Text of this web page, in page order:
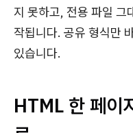
지 못하고, 전용 파일 그
작됩니다. 공유 형식만
있습니다.
HTML 한 페이